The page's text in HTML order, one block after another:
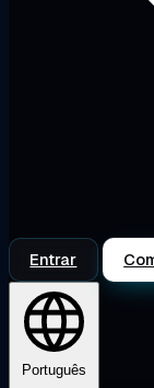
Entrar
Português